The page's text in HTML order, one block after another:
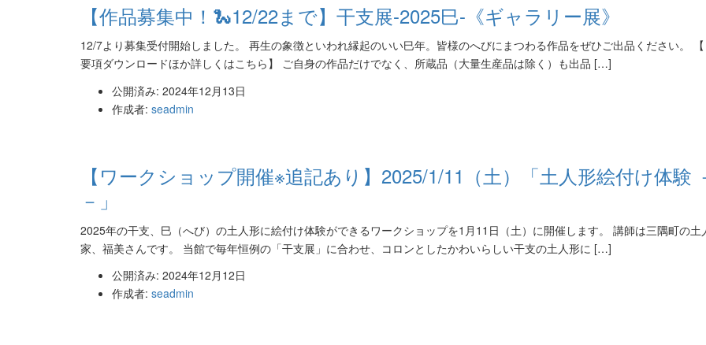
【作品募集中！🐍12/22まで】干支展-2025巳-《ギャラリー展》
12/7より募集受付開始しました。 再生の象徴といわれ縁起のいい巳年。皆様のへびにまつわる作品をぜひご出品ください。
要項ダウンロードほか詳しくはこちら】 ご自身の作品だけでなく、所蔵品（大量生産品は除く）も出品 […]
公開済み: 2024年12月13日
作成者: seadmin
【ワークショップ開催※追記あり】2025/1/11（土）「土人形絵付け体験
－」
2025年の干支、巳（へび）の土人形に絵付け体験ができるワークショップを1月11日（土）に開催します。 講師は三隅町の土
家、福美さんです。 当館で毎年恒例の「干支展」に合わせ、コロンとしたかわいらしい干支の土人形に […]
公開済み: 2024年12月12日
作成者: seadmin